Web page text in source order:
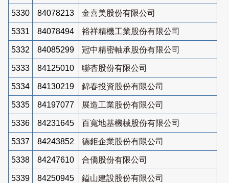
5330 84078213 金喜美股份有限公司
5331 84078494 裕祥精機工業股份有限公司
5332 84085299 冠中精密軸承股份有限公司
5333 84125010 聯杏股份有限公司
5334 84130219 錦春投資股份有限公司
5335 84197077 展造工業股份有限公司
5336 84231645 百寬地基機械股份有限公司
5337 84243852 德鉅企業股份有限公司
5338 84247610 合僑股份有限公司
5339 84250945 鎰山建設股份有限公司